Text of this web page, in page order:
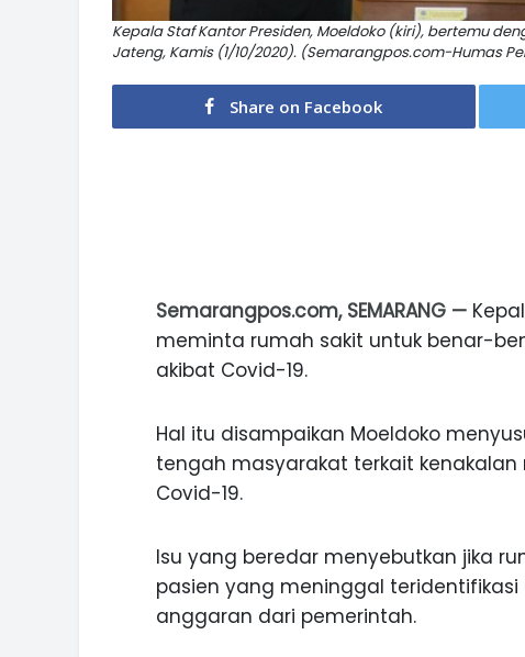
Kepala Staf Kantor Presiden, Moeldoko (kiri), bertemu
Jateng, Kamis (1/10/2020). (Semarangpos.com-Humas
Share on Facebook
Semarangpos.com, SEMARANG —
meminta rumah sakit untuk benar-
akibat Covid-19.
Hal itu disampaikan Moeldoko
tengah masyarakat terkait
Covid-19.
Isu yang beredar menyebutkan jika
pasien yang meninggal
anggaran dari pemerintah.